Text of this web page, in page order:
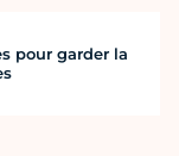
pour garder la